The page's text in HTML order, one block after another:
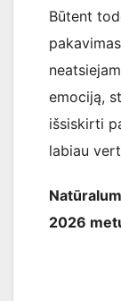
Būtent
emociją,
išsiskirti
labiau
2026